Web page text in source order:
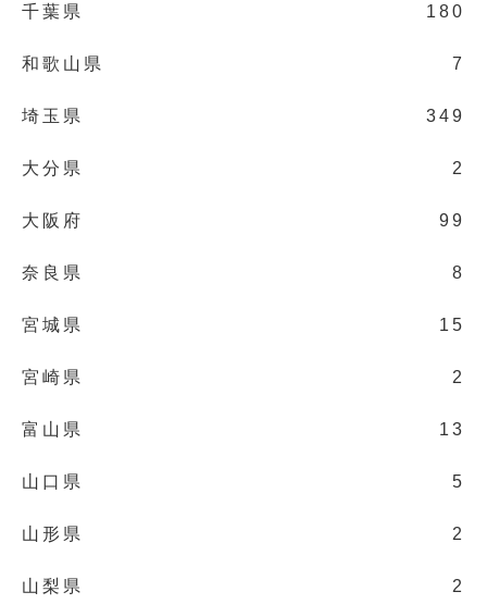
千葉県 180
和歌山県 7
埼玉県 349
大分県 2
大阪府 99
奈良県 8
宮城県 15
宮崎県 2
富山県 13
山口県 5
山形県 2
山梨県 2